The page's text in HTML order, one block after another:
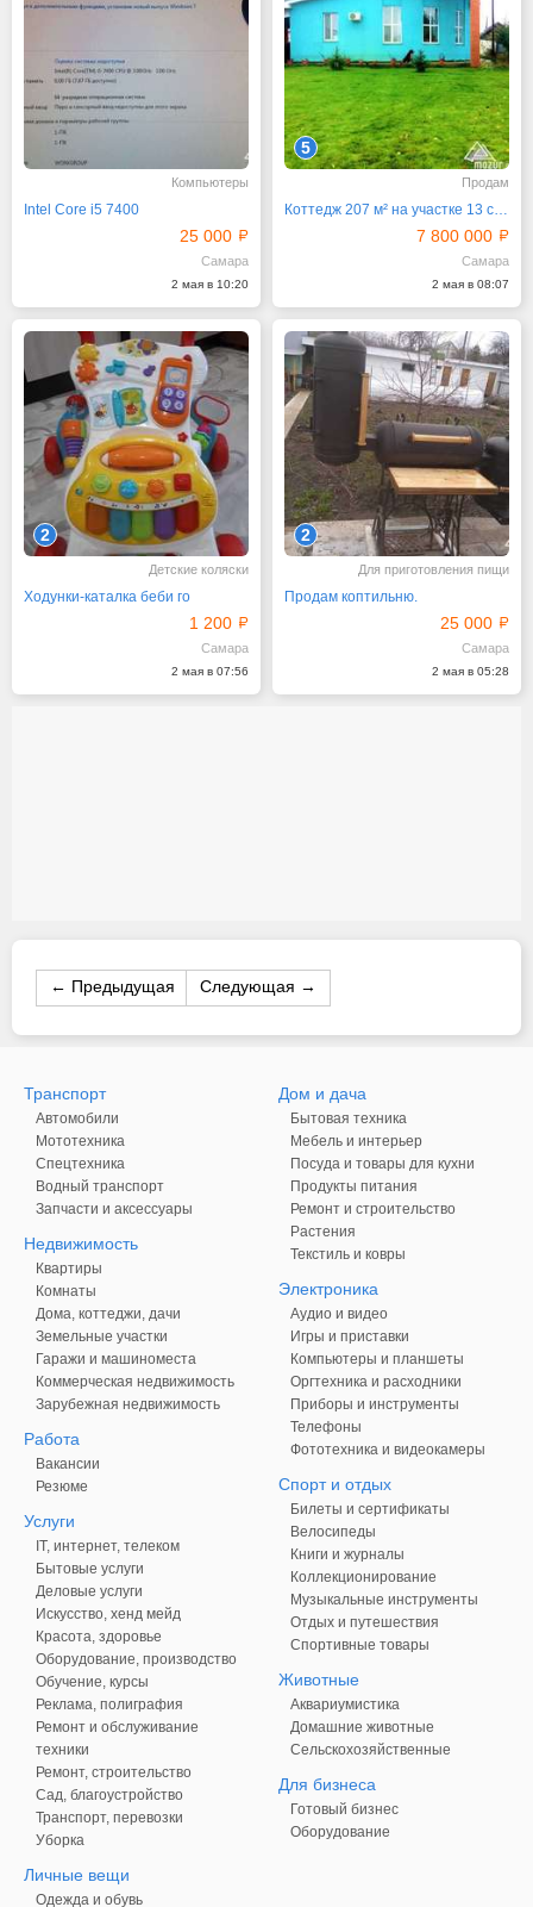
Компьютеры
Intel Core i5 7400
25 000
Самара
2 мая в 10:20
5
Продам
Коттедж 207 м² на участке 13 сот.
7 800 000
Самара
2 мая в 08:07
2
Детские коляски
Ходунки-каталка беби го
1 200
Самара
2 мая в 07:56
2
Для приготовления пищи
Продам коптильню.
25 000
Самара
2 мая в 05:28
← Предыдущая Следующая →
Транспорт
Автомобили
Мототехника
Спецтехника
Водный транспорт
Запчасти и аксессуары
Недвижимость
Квартиры
Комнаты
Дома, коттеджи, дачи
Земельные участки
Гаражи и машиноместа
Коммерческая недвижимость
Зарубежная недвижимость
Работа
Вакансии
Резюме
Услуги
IT, интернет, телеком
Бытовые услуги
Деловые услуги
Искусство, хенд мейд
Красота, здоровье
Оборудование, производство
Обучение, курсы
Реклама, полиграфия
Ремонт и обслуживание
техники
Ремонт, строительство
Сад, благоустройство
Транспорт, перевозки
Уборка
Личные вещи
Одежда и обувь
Дом и дача
Бытовая техника
Мебель и интерьер
Посуда и товары для кухни
Продукты питания
Ремонт и строительство
Растения
Текстиль и ковры
Электроника
Аудио и видео
Игры и приставки
Компьютеры и планшеты
Оргтехника и расходники
Приборы и инструменты
Телефоны
Фототехника и видеокамеры
Спорт и отдых
Билеты и сертификаты
Велосипеды
Книги и журналы
Коллекционирование
Музыкальные инструменты
Отдых и путешествия
Спортивные товары
Животные
Аквариумистика
Домашние животные
Сельскохозяйственные
Для бизнеса
Готовый бизнес
Оборудование